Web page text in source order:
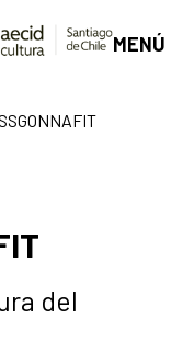
MENÚ
del